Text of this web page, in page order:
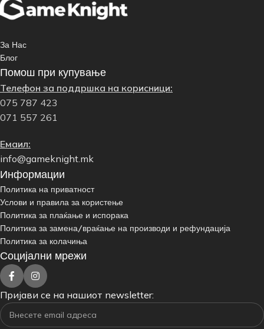
За Нас
Блог
Помош при купување
Телефон за поддршка на корисници:
075 787 423
071 557 261
Емаил:
info@gameknight.mk
Информации
Политика на приватност
Услови и правила за користење
Политика за плаќање и испорака
Политика за замена/враќање на производи и рефундација
Политика за колачиња
Социјални мрежи
Пријави се на нашиот newsletter: